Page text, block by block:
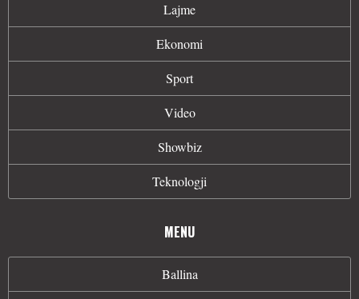
Lajme
Ekonomi
Sport
Video
Showbiz
Teknologji
MENU
Ballina